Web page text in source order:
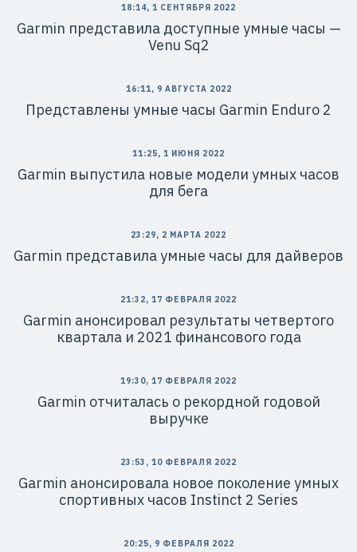
18:14, 1 СЕНТЯБРЯ 2022
Garmin представила доступные умные часы —
Venu Sq2
16:11, 9 АВГУСТА 2022
Представлены умные часы Garmin Enduro 2
11:25, 1 ИЮНЯ 2022
Garmin выпустила новые модели умных часов
для бега
23:29, 2 МАРТА 2022
Garmin представила умные часы для дайверов
21:32, 17 ФЕВРАЛЯ 2022
Garmin анонсировал результаты четвертого
квартала и 2021 финансового года
19:30, 17 ФЕВРАЛЯ 2022
Garmin отчиталась о рекордной годовой
выручке
23:53, 10 ФЕВРАЛЯ 2022
Garmin анонсировала новое поколение умных
спортивных часов Instinct 2 Series
20:25, 9 ФЕВРАЛЯ 2022